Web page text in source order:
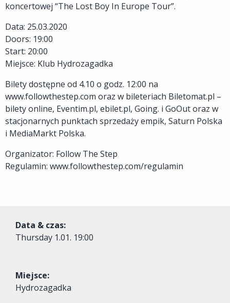
koncertowej “The Lost Boy In Europe Tour”.
Data: 25.03.2020
Doors: 19:00
Start: 20:00
Miejsce: Klub Hydrozagadka
Bilety dostępne od 4.10 o godz. 12:00 na
www.followthestep.com oraz w bileteriach Biletomat.pl –
bilety online, Eventim.pl, ebilet.pl, Going. i GoOut oraz w
stacjonarnych punktach sprzedaży empik, Saturn Polska
i MediaMarkt Polska.
Organizator: Follow The Step
Regulamin: www.followthestep.com/regulamin
Data & czas:
Thursday 1.01. 19:00
Miejsce:
Hydrozagadka